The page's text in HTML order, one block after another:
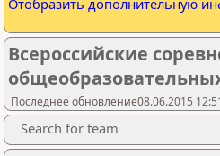
Отобразить дополнительную
Всероссийские
Последнее обновление08.06.2015
Search for team